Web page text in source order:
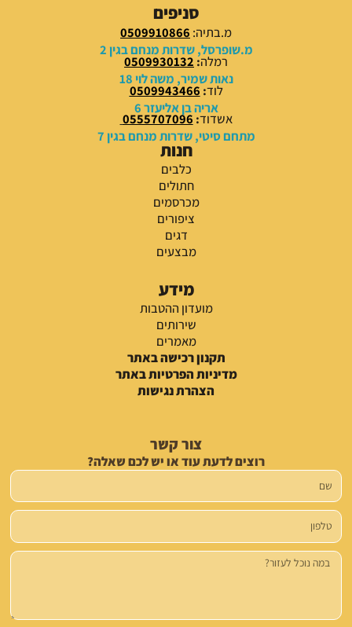
סניפים
מ.בתיה: 0509910866
מ.שופרסל, שדרות מנחם בגין 2
רמלה:
0509930132
נאות שמיר, משה לוי 18
לוד:
0509943466
אריה בן אליעזר 6
אשדוד:
0555707096
מתחם סיטי, שדרות מנחם בגין 7
חנות
כלבים
חתולים
מכרסמים
ציפורים
דגים
מבצעים
מידע
מועדון ההטבות
שירותים
מאמרים
תקנון רכישה באתר
מדיניות הפרטיות באתר
הצהרת נגישות
צור קשר
רוצים לדעת עוד או יש לכם שאלה?
שם
טלפון
הודעה